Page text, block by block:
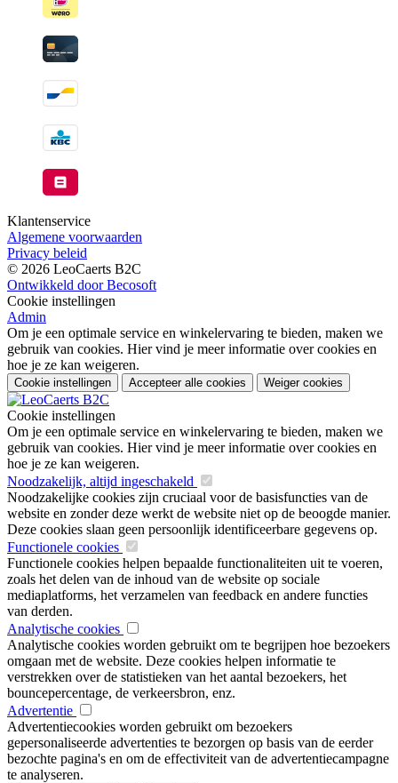
Klantenservice
Algemene voorwaarden
Privacy beleid
© 2026 LeoCaerts B2C
Ontwikkeld door Becosoft
Cookie instellingen
Admin
Om je een optimale service en winkelervaring te bieden, maken we
gebruik van cookies. Hier vind je meer informatie over cookies en
hoe je ze kan weigeren.
Cookie instellingen Accepteer alle cookies Weiger cookies
Cookie instellingen
Om je een optimale service en winkelervaring te bieden, maken we
gebruik van cookies. Hier vind je meer informatie over cookies en
hoe je ze kan weigeren.
Noodzakelijk, altijd ingeschakeld
Noodzakelijke cookies zijn cruciaal voor de basisfuncties van de
website en zonder deze werkt de website niet op de beoogde manier.
Deze cookies slaan geen persoonlijk identificeerbare gegevens op.
Functionele cookies
Functionele cookies helpen bepaalde functionaliteiten uit te voeren,
zoals het delen van de inhoud van de website op sociale
mediaplatforms, het verzamelen van feedback en andere functies
van derden.
Analytische cookies
Analytische cookies worden gebruikt om te begrijpen hoe bezoekers
omgaan met de website. Deze cookies helpen informatie te
verstrekken over de statistieken van het aantal bezoekers, het
bouncepercentage, de verkeersbron, enz.
Advertentie
Advertentiecookies worden gebruikt om bezoekers
gepersonaliseerde advertenties te bezorgen op basis van de eerder
bezochte pagina's en om de effectiviteit van de advertentiecampagne
te analyseren.